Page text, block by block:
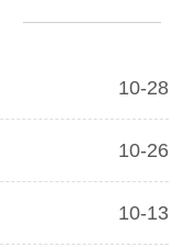
10-28
10-26
10-13